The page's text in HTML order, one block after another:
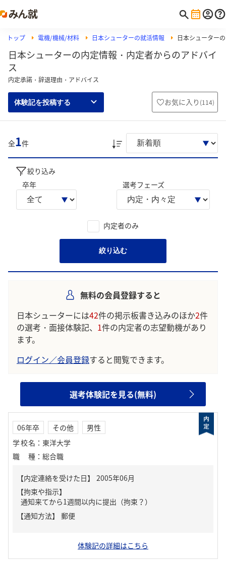
トップ 電機/機械/材料 日本シューターの就活情報 日本シューター
日本シューターの内定情報・内定者からのアドバイ
ス
内定承諾・辞退理由・アドバイス
体験記を投稿する お気に入り (114)
全1件
絞り込み
卒年
選考フェーズ
内定者のみ
絞り込む
無料の会員登録すると
日本シューターには42件の掲示板書き込みのほか2件
の選考・面接体験記、 1件の内定者の志望動機があり
ます。
ログイン／会員登録すると閲覧できます。
選考体験記を見る(無料)
06年卒 その他
男性
学校名 ： 東洋大学
職種 ： 総合職
【内定連絡を受けた日】
2005年06月
【拘束や指示】
通知来てから1週間以内に提出（拘束？）
【通知方法】
郵便
体験記の詳細はこちら